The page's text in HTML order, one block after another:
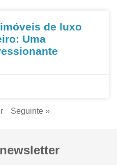
de luxo
Uma
Seguinte »